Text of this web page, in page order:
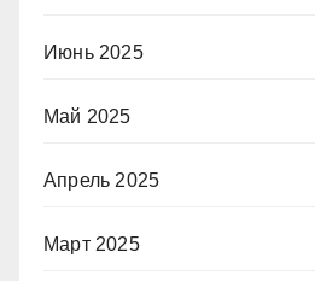
Июнь 2025
Май 2025
Апрель 2025
Март 2025